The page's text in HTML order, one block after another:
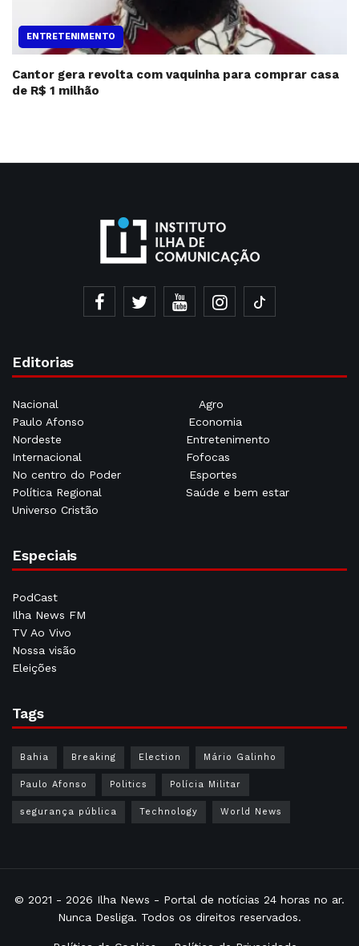
ENTRETENIMENTO
Cantor gera revolta com vaquinha para comprar casa
de R$ 1 milhão
Editorias
Nacional
Agro
Paulo Afonso
Economia
Nordeste
Entretenimento
Internacional
Fofocas
No centro do Poder
Esportes
Política Regional
Saúde e bem estar
Universo Cristão
Especiais
PodCast
Ilha News FM
TV Ao Vivo
Nossa visão
Eleições
Tags
Bahia Breaking Election Mário Galinho
Paulo Afonso Politics Polícia Militar
segurança pública Technology World News
© 2021 - 2026 Ilha News - Portal de notícias 24 horas no ar.
Nunca Desliga. Todos os direitos reservados.